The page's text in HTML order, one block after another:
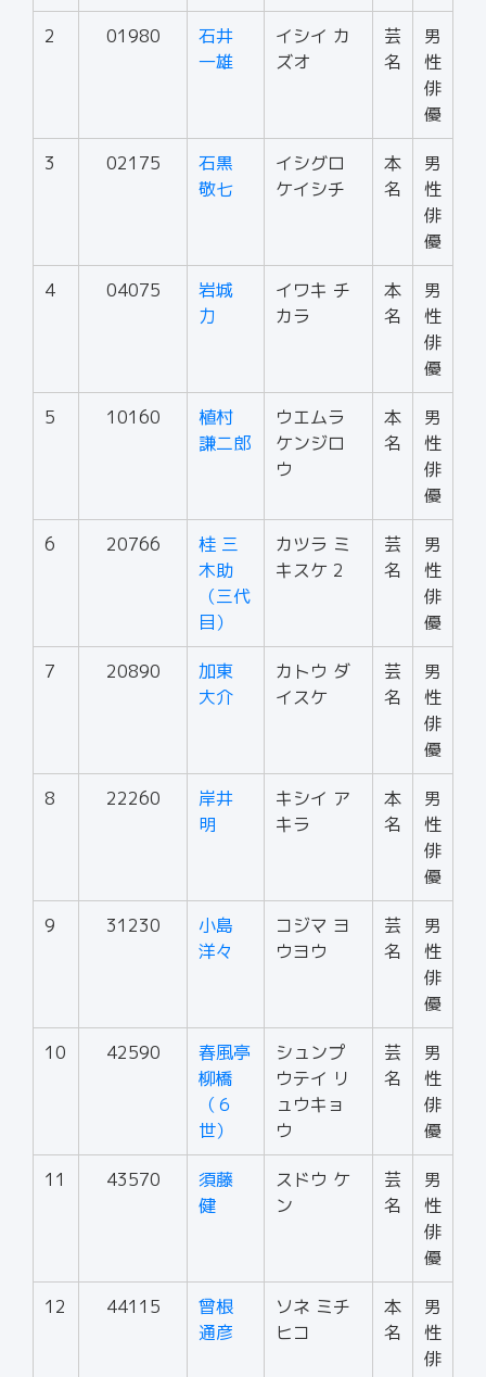
2 01980
石井
一雄
イシイ カ
ズオ
芸
名
男
性
俳
優
3 02175
石黒
敬七
イシグロ
ケイシチ
本
名
男
性
俳
優
4 04075
岩城
力
イワキ チ
カラ
本
名
男
性
俳
優
5 10160
植村
謙二郎
ウエムラ
ケンジロ
ウ
本
名
男
性
俳
優
6 20766
桂 三
木助
（三代
目）
カツラ ミ
キスケ 2
芸
名
男
性
俳
優
7 20890
加東
大介
カトウ ダ
イスケ
芸
名
男
性
俳
優
8 22260
岸井
明
キシイ ア
キラ
本
名
男
性
俳
優
9 31230
小島
洋々
コジマ ヨ
ウヨウ
芸
名
男
性
俳
優
10 42590
春風亭
柳橋
（６
世）
シュンプ
ウテイ リ
ュウキョ
ウ
芸
名
男
性
俳
優
11 43570
須藤
健
スドウ ケ
ン
芸
名
男
性
俳
優
12 44115
曾根
通彦
ソネ ミチ
ヒコ
本
名
男
性
俳